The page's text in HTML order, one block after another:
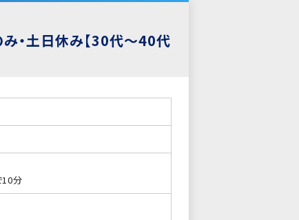
・土日休み【30代～40代
分